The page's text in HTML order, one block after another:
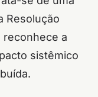
Resolução
reconhece a
sistêmico